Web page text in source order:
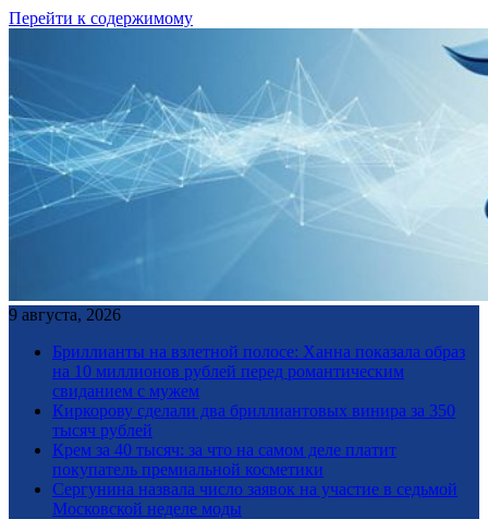
Перейти к содержимому
9 августа, 2026
Бриллианты на взлетной полосе: Ханна показала образ
на 10 миллионов рублей перед романтическим
свиданием с мужем
Киркорову сделали два бриллиантовых винира за 350
тысяч рублей
Крем за 40 тысяч: за что на самом деле платит
покупатель премиальной косметики
Сергунина назвала число заявок на участие в седьмой
Московской неделе моды